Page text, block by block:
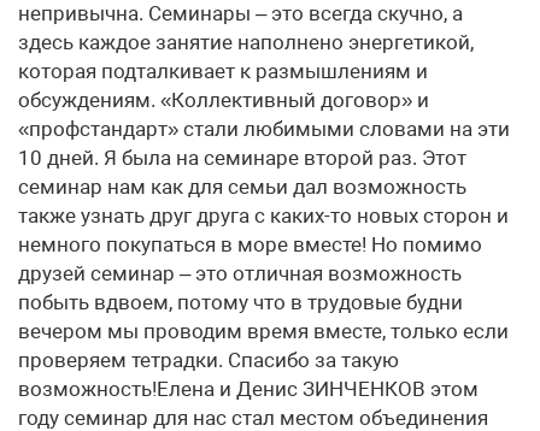
непривычна. Семинары – это всегда скучно, а
здесь каждое занятие наполнено энергетикой,
которая подталкивает к размышлениям и
обсуждениям. «Коллективный договор» и
«профстандарт» стали любимыми словами на эти
10 дней. Я была на семинаре второй раз. Этот
семинар нам как для семьи дал возможность
также узнать друг друга с каких-то новых сторон и
немного покупаться в море вместе! Но помимо
друзей семинар – это отличная возможность
побыть вдвоем, потому что в трудовые будни
вечером мы проводим время вместе, только если
проверяем тетрадки. Спасибо за такую
возможность!Елена и Денис ЗИНЧЕНКОВ этом
году семинар для нас стал местом объединения